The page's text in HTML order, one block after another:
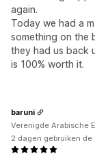
again.
Today we had a
something on the
they had us back
is 100% worth it.
baruni
Verenigde Arabische
2 dagen gebruiken de